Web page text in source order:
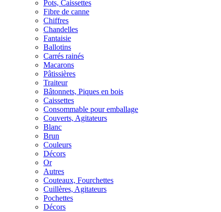
Pots, Caissettes
Fibre de canne
Chiffres
Chandelles
Fantaisie
Ballotins
Carrés rainés
Macarons
Pâtissières
Traiteur
Bâtonnets, Piques en bois
Caissettes
Consommable pour emballage
Couverts, Agitateurs
Blanc
Brun
Couleurs
Décors
Or
Autres
Couteaux, Fourchettes
Cuillères, Agitateurs
Pochettes
Décors